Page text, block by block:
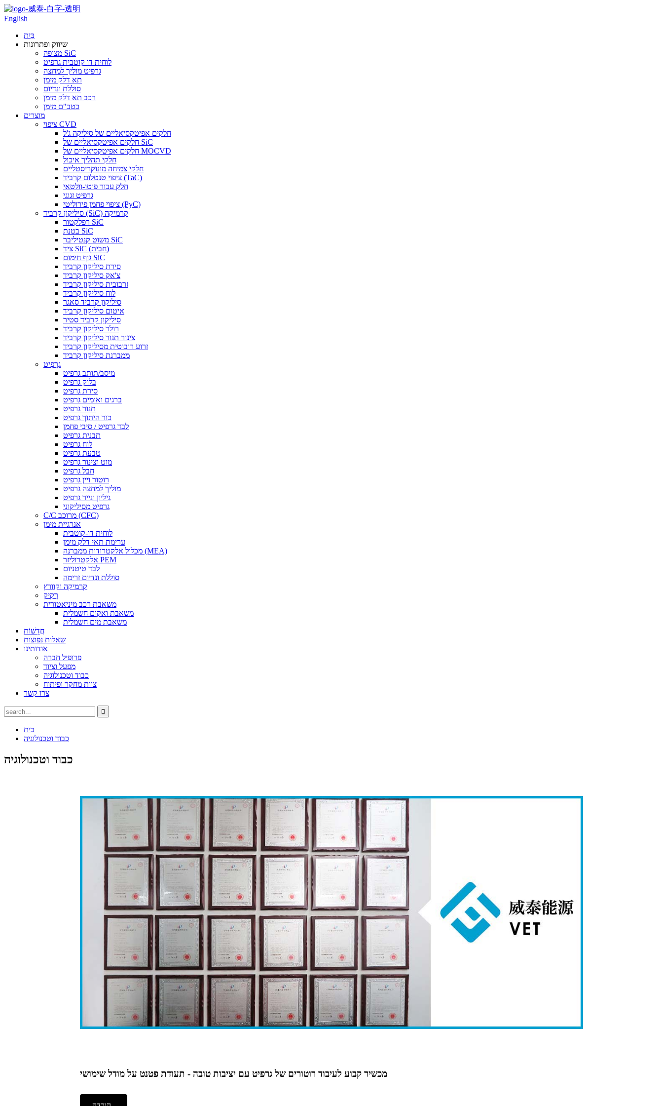
English
בַּיִת
שיווק ופתרונות
מצופה SiC
לוחית דו קוטבית גרפיט
גרפיט מוליך למחצה
תא דלק מימן
סוללת ונדיום
רכב תא דלק מימן
כטב"ם מימן
מוצרים
ציפוי CVD
חלקים אפיטקסיאליים של סיליקה ג'ל
חלקים אפיטקסיאליים של SiC
חלקים אפיטקסיאליים של MOCVD
חלקי תהליך איכול
חלקי צמיחה מונוקריסטליים
ציפוי טנטלום קרביד (TaC)
חלק עבור פוטו-וולטאי
גרפיט זגוגי
ציפוי פחמן פירוליטי (PyC)
סיליקון קרביד (SiC) קרמיקה
רפלקטור SiC
בטנת SiC
משוט קנטיליבר SiC
ציד SiC (חבית)
גוף חימום SiC
סירת סיליקון קרביד
צ'אק סיליקון קרביד
זרבובית סיליקון קרביד
לוח סיליקון קרביד
סיליקון קרביד סאגר
איטום סיליקון קרביד
סיליקון קרביד סטיר
רולר סיליקון קרביד
צינור תנור סיליקון קרביד
זרוע רובוטית מסיליקון קרביד
ממברנת סיליקון קרביד
גרָפִיט
מיסב/תותב גרפיט
בלוק גרפיט
סירת גרפיט
ברגים ואומים גרפיט
תנור גרפיט
כור היתוך גרפיט
לבד גרפיט / סיבי פחמן
תבנית גרפיט
לוח גרפיט
טבעת גרפיט
מוט וצינור גרפיט
חבל גרפיט
רוטור ויין גרפיט
מוליך למחצה גרפיט
גיליון ונייר גרפיט
גרפיט מסיליקוני
C/C מרוכב (CFC)
אנרגיית מימן
לוחית דו-קוטבית
ערימת תאי דלק מימן
מכלול אלקטרודות ממברנה (MEA)
אלקטרוליזר PEM
לבד טיטניום
סוללת ונדיום זרימה
קרמיקה וקוורץ
רָקִיק
משאבת רכב מיניאטורית
משאבת ואקום חשמלית
משאבת מים חשמלית
חֲדָשׁוֹת
שאלות נפוצות
אודותינו
פרופיל חברה
מפעל וציוד
כבוד וטכנולוגיה
צוות מחקר ופיתוח
צרו קשר
בַּיִת
כבוד וטכנולוגיה
כבוד וטכנולוגיה
מכשיר קבוע לעיבוד רוטורים של גרפיט עם יציבות טובה - תעודת פטנט על מודל שימושי